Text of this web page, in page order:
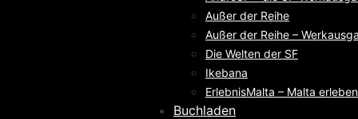
Außer der Reihe
Außer der Reihe –
Die Welten der SF
Ikebana
ErlebnisMalta – Malta erleben
Buchladen